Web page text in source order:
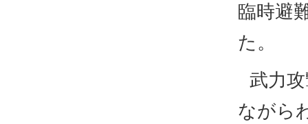
臨時避
た。
武力
ながら